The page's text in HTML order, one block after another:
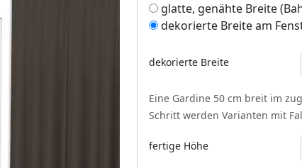
glatte, genähte Breite
dekorierte Breite am
dekorierte Breite
Eine Gardine 50 cm breit im
Schritt werden Varianten mit
fertige Höhe